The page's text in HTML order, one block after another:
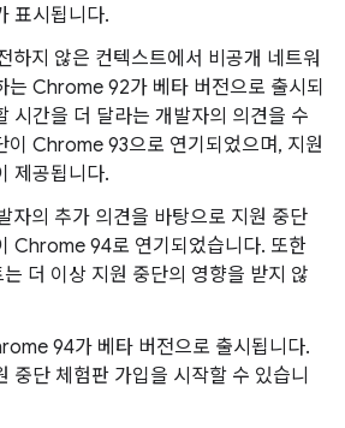
표시됩니다.
하지 않은 컨텍스트에서 비공개 네트워
는 Chrome 92가 베타 버전으로 출시되
시간을 더 달라는 개발자의 의견을 수
이 Chrome 93으로 연기되었으며, 지원
제공됩니다.
자의 추가 의견을 바탕으로 지원 중단
Chrome 94로 연기되었습니다. 또한
더 이상 지원 중단의 영향을 받지 않
94가 베타 버전으로 출시됩니다.
중단 체험판 가입을 시작할 수 있습니